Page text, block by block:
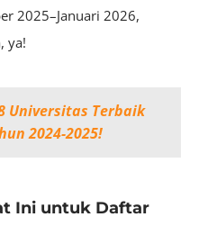
2025–Januari 2026,
ya!
Universitas Terbaik
2024-2025!
Ini untuk Daftar